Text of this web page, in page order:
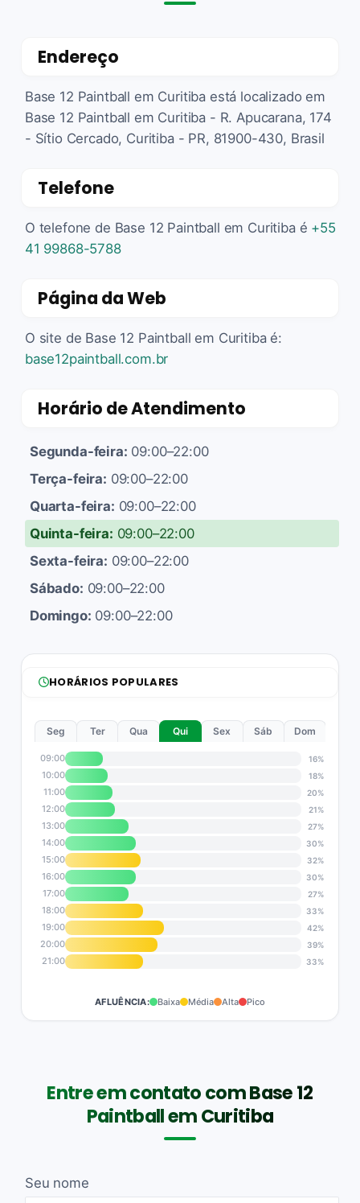
Endereço
Base 12 Paintball em Curitiba está localizado em
Base 12 Paintball em Curitiba - R. Apucarana, 174
- Sítio Cercado, Curitiba - PR, 81900-430, Brasil
Telefone
O telefone de Base 12 Paintball em Curitiba é +55
41 99868-5788
Página da Web
O site de Base 12 Paintball em Curitiba é:
base12paintball.com.br
Horário de Atendimento
Segunda-feira: 09:00–22:00
Terça-feira: 09:00–22:00
Quarta-feira: 09:00–22:00
Quinta-feira: 09:00–22:00
Sexta-feira: 09:00–22:00
Sábado: 09:00–22:00
Domingo: 09:00–22:00
HORÁRIOS POPULARES
Seg Ter Qua Qui Sex Sáb Dom
09:00 16%
10:00 18%
11:00 20%
12:00 21%
13:00 27%
14:00 30%
15:00 32%
16:00 30%
17:00 27%
18:00 33%
19:00 42%
20:00 39%
21:00 33%
AFLUÊNCIA: Baixa Média Alta Pico
Entre em contato com Base 12
Paintball em Curitiba
Seu nome